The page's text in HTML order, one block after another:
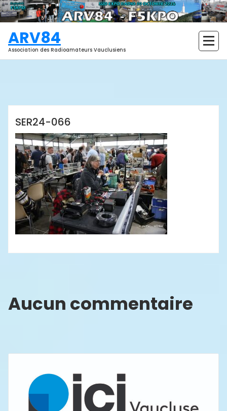
Aller
au
contenu
ARV84
Association des Radioamateurs Vauclusiens
SER24-066
Aucun commentaire